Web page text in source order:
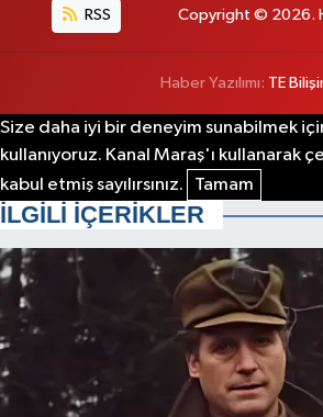
RSS Copyright © 2026.
Haber Yazılımı: TE
Size daha iyi bir deneyim sunabilmek
kullanıyoruz. Kanal Maraş'ı kullanarak
kabul etmiş sayılırsınız.
Tamam